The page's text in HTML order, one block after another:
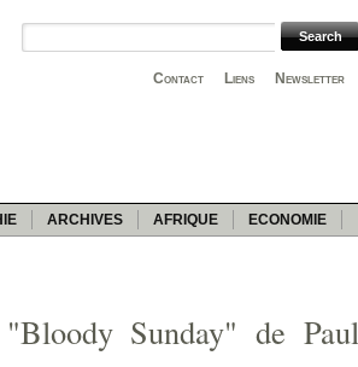
Newsletter
Liens
Contact
ARCHIVES AFRIQUE ECONOMIE
Sunday" de Paul